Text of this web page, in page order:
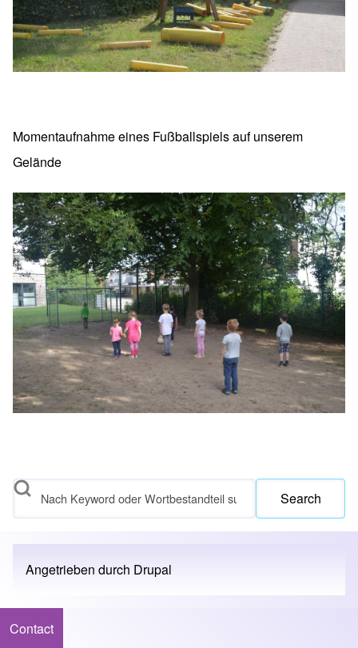
Momentaufnahme eines Fußballspiels auf unserem
Gelände
Search
Angetrieben durch Drupal
Footer menu
Contact